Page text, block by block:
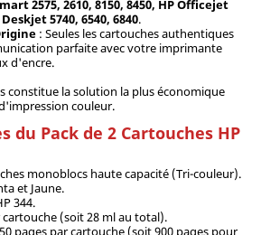
2575, 2610, 8150, 8450, HP Officejet
5740, 6540, 6840.
: Seules les cartouches authentiques
parfaite avec votre imprimante
d'encre.
constitue la solution la plus économique
couleur.
du Pack de 2 Cartouches HP
monoblocs haute capacité (Tri-couleur).
et Jaune.
344.
(soit 28 ml au total).
pages par cartouche (soit 900 pages pour